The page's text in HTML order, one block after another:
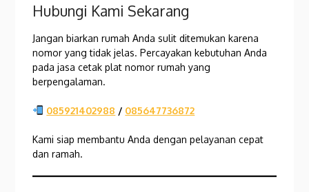
Hubungi Kami Sekarang
Jangan biarkan rumah Anda sulit ditemukan karena
nomor yang tidak jelas. Percayakan kebutuhan Anda
pada jasa cetak plat nomor rumah yang
berpengalaman.
085921402988 / 085647736872
Kami siap membantu Anda dengan pelayanan cepat
dan ramah.